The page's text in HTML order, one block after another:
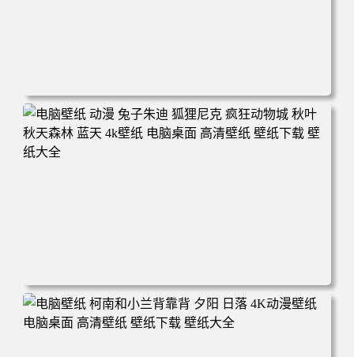
电脑壁纸 动漫 紫灵 冰清玉洁《凡人修仙传》4k壁纸 3840x2
160 电脑桌面 高清壁纸 壁纸下载 壁纸大全
电脑壁纸 动漫 兔子朱迪 狐狸尼克 疯狂动物城 秋叶 秋天森
林 蓝天 4k壁纸 电脑桌面 高清壁纸 壁纸下载 壁纸大全